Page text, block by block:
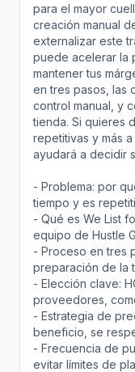
para el mayor
creación manual
externalizar este
puede acelerar la
mantener tus
en tres pasos, las
control manual, y
tienda. Si quieres
repetitivas y más
ayudará a decidir
- Problema: por
tiempo y es
- Qué es We List
equipo de Hustle
- Proceso en tres
preparación de la
- Elección clave:
proveedores,
- Estrategia de
beneficio, se
- Frecuencia de
evitar límites de